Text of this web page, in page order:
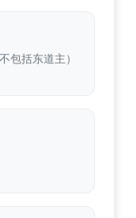
包括东道主）